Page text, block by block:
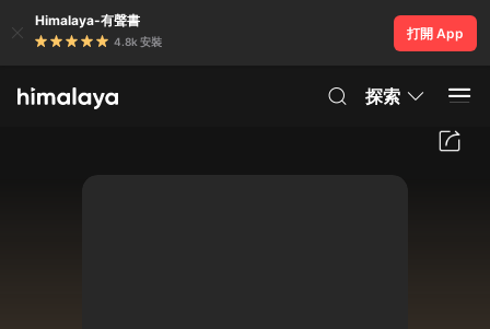
Himalaya-有聲書
4.8k 安裝
打開 App
探索